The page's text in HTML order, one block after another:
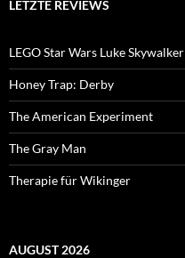
LETZTE REVIEWS
LEGO Star Wars Luke Skywalker
Honey Trap: Derby
The American Experiment
The Gray Man
Therapie für Wikinger
AUGUST 2026